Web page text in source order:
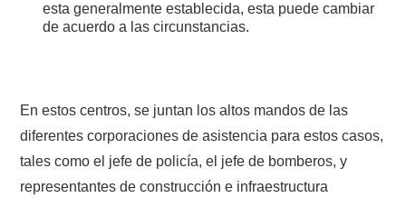
esta generalmente establecida, esta puede cambiar
de acuerdo a las circunstancias.
En estos centros, se juntan los altos mandos de las
diferentes corporaciones de asistencia para estos casos,
tales como el jefe de policía, el jefe de bomberos, y
representantes de construcción e infraestructura